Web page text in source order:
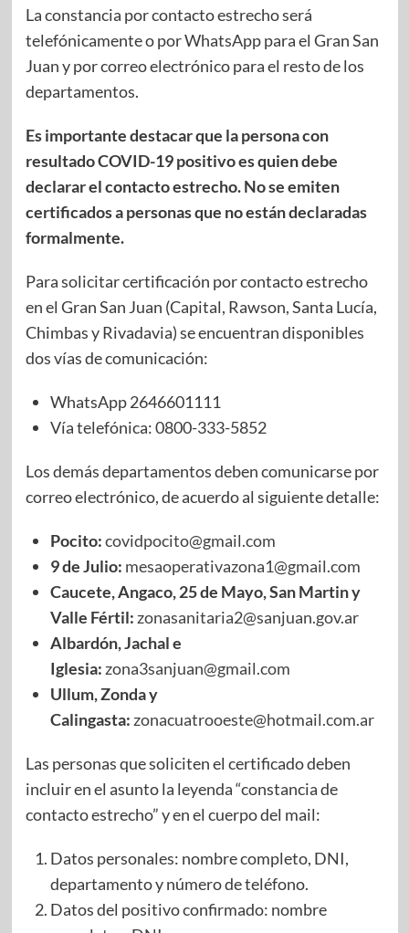
La constancia por contacto estrecho será
telefónicamente o por WhatsApp para el Gran San
Juan y por correo electrónico para el resto de los
departamentos.
Es importante destacar que la persona con
resultado COVID-19 positivo es quien debe
declarar el contacto estrecho. No se emiten
certificados a personas que no están declaradas
formalmente.
Para solicitar certificación por contacto estrecho
en el Gran San Juan (Capital, Rawson, Santa Lucía,
Chimbas y Rivadavia) se encuentran disponibles
dos vías de comunicación:
WhatsApp 2646601111
Vía telefónica: 0800-333-5852
Los demás departamentos deben comunicarse por
correo electrónico, de acuerdo al siguiente detalle:
Pocito:covidpocito@gmail.com
9 de Julio: mesaoperativazona1@gmail.com
Caucete, Angaco, 25 de Mayo, San Martin y
Valle Fértil: zonasanitaria2@sanjuan.gov.ar
Albardón, Jachal e
Iglesia: zona3sanjuan@gmail.com
Ullum, Zonda y
Calingasta: zonacuatrooeste@hotmail.com.ar
Las personas que soliciten el certificado deben
incluir en el asunto la leyenda “constancia de
contacto estrecho” y en el cuerpo del mail:
Datos personales: nombre completo, DNI,
departamento y número de teléfono.
Datos del positivo confirmado: nombre